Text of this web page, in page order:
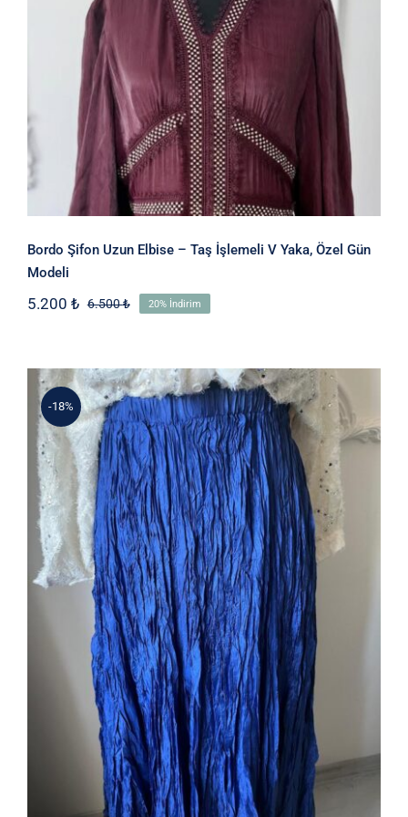
Bordo Şifon Uzun Elbise – Taş
İşlemeli V Yaka, Özel Gün Modeli
Bordo Şifon Uzun Elbise – Taş İşlemeli V Yaka, Özel Gün
Modeli
6.500₺Orijinal
5.200 ₺
Şu
5.200 ₺.
20% İndirim
-18%
Bürümcuk Etek